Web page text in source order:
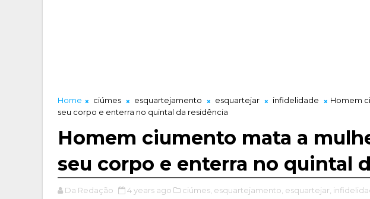
Home ciúmes esquartejamento esquartejar infidelidade
Homem
seu corpo e enterra no quintal da residência
Homem ciumento mata a
seu corpo e enterra no quintal
Da Redação 4 years ago ciúmes, esquartejamento, esquartejar,